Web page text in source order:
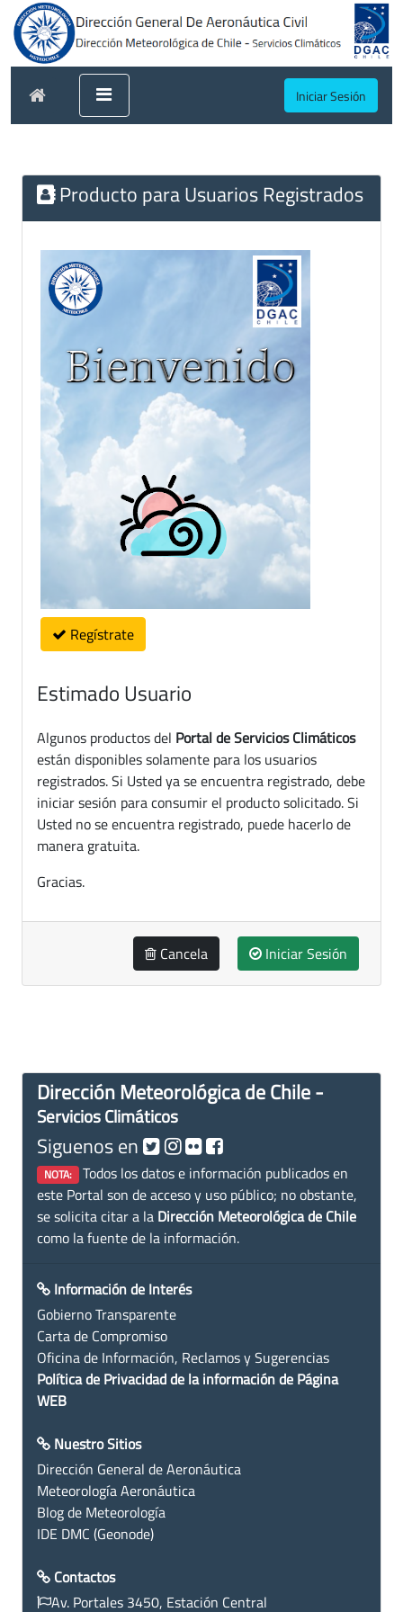
Iniciar Sesión
Producto para Usuarios Registrados
Regístrate
Estimado Usuario
Algunos productos del Portal de Servicios Climáticos
están disponibles solamente para los usuarios
registrados. Si Usted ya se encuentra registrado, debe
iniciar sesión para consumir el producto solicitado. Si
Usted no se encuentra registrado, puede hacerlo de
manera gratuita.
Gracias.
Cancela Iniciar Sesión
Dirección Meteorológica de Chile -
Servicios Climáticos
Siguenos en
NOTA: Todos los datos e información publicados en
este Portal son de acceso y uso público; no obstante,
se solicita citar a la Dirección Meteorológica de Chile
como la fuente de la información.
Información de Interés
Gobierno Transparente
Carta de Compromiso
Oficina de Información, Reclamos y Sugerencias
Política de Privacidad de la información de Página
WEB
Nuestro Sitios
Dirección General de Aeronáutica
Meteorología Aeronáutica
Blog de Meteorología
IDE DMC (Geonode)
Contactos
Av. Portales 3450, Estación Central